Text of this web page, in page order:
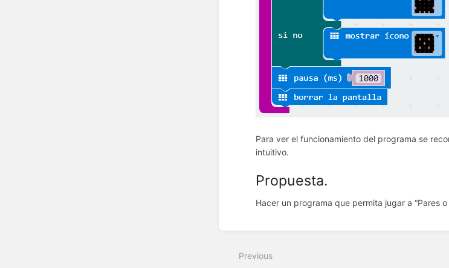
Para ver el funcionamiento del programa se
intuitivo.
Propuesta.
Hacer un programa que permita jugar a “Pares
mode
Previous